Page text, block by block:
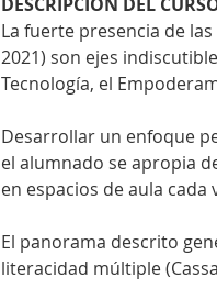
La fuerte presencia de
2021) son ejes
Tecnología, el
Desarrollar un enfoque
el alumnado se apropia
en espacios de aula cada
El panorama descrito
literacidad múltiple